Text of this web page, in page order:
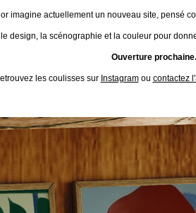
imagine actuellement un nouveau site, pensé
design, la scénographie et la couleur pour
Ouverture prochaine.
les coulisses sur Instagramou contactez